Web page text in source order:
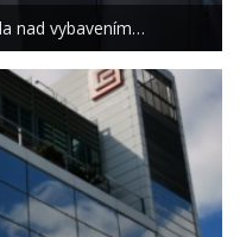
nad vybavením…